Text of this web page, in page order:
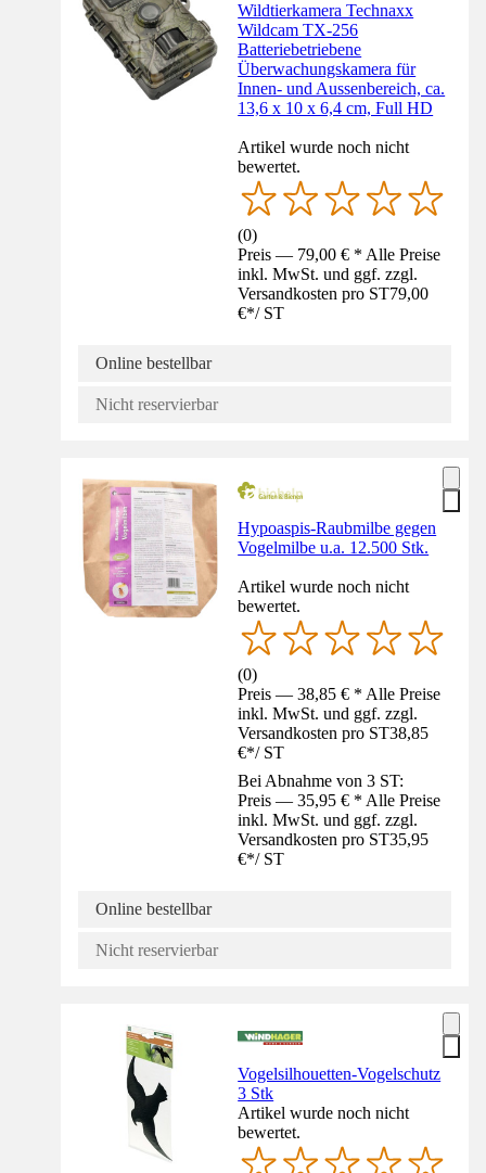
Wildtierkamera Technaxx
Wildcam TX-256
Batteriebetriebene
Überwachungskamera für
Innen- und Aussenbereich, ca.
13,6 x 10 x 6,4 cm, Full HD
Artikel wurde noch nicht
bewertet.
(0)
Preis — 79,00 € * Alle Preise
inkl. MwSt. und ggf. zzgl.
Versandkosten pro ST79,00
€*/ ST
Online bestellbar
Nicht reservierbar
Hypoaspis-Raubmilbe gegen
Vogelmilbe u.a. 12.500 Stk.
Artikel wurde noch nicht
bewertet.
(0)
Preis — 38,85 € * Alle Preise
inkl. MwSt. und ggf. zzgl.
Versandkosten pro ST38,85
€*/ ST
Bei Abnahme von 3 ST:
Preis — 35,95 € * Alle Preise
inkl. MwSt. und ggf. zzgl.
Versandkosten pro ST35,95
€*/ ST
Online bestellbar
Nicht reservierbar
Vogelsilhouetten-Vogelschutz
3 Stk
Artikel wurde noch nicht
bewertet.